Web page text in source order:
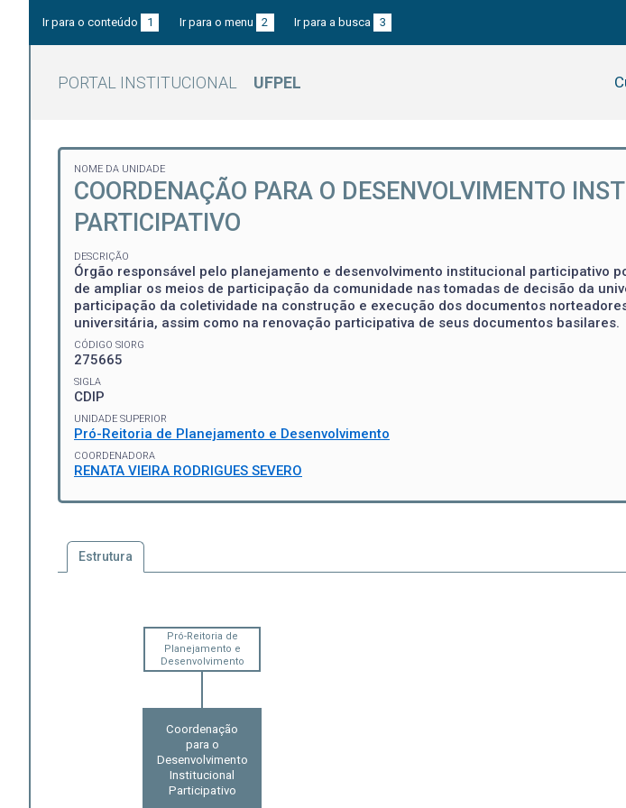
Ir para o conteúdo 1 Ir para o menu 2 Ir para a busca 3
PORTAL INSTITUCIONAL UFPEL
NOME DA UNIDADE
COORDENAÇÃO PARA O DESENVOLVIMENTO
PARTICIPATIVO
DESCRIÇÃO
Órgão responsável pelo planejamento e desenvolvimento institucional participativo
de ampliar os meios de participação da comunidade nas tomadas de decisão da
participação da coletividade na construção e execução dos documentos
universitária, assim como na renovação participativa de seus documentos basilares.
CÓDIGO SIORG
275665
SIGLA
CDIP
UNIDADE SUPERIOR
Pró-Reitoria de Planejamento e Desenvolvimento
COORDENADORA
RENATA VIEIRA RODRIGUES SEVERO
Estrutura
Pró-Reitoria de
Planejamento e
Desenvolvimento
Coordenação
para o
Desenvolvimento
Institucional
Participativo